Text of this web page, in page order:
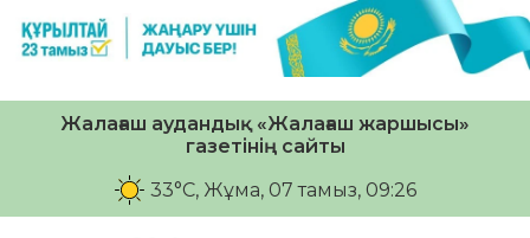
Жалағаш аудандық «Жалағаш жаршысы»
газетінің сайты
33°C, Жұма, 07 тамыз, 09:26